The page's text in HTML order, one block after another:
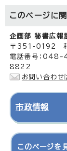
このページに
企画部 秘書広報
〒351-0192
電話番号：
8822
お問い合わせ
市政情報
このページを